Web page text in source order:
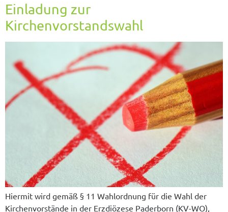
Einladung zur
Kirchenvorstandswahl
Hiermit wird gemäß § 11 Wahlordnung für die Wahl der
Kirchenvorstände in der Erzdiözese Paderborn (KV-WO),